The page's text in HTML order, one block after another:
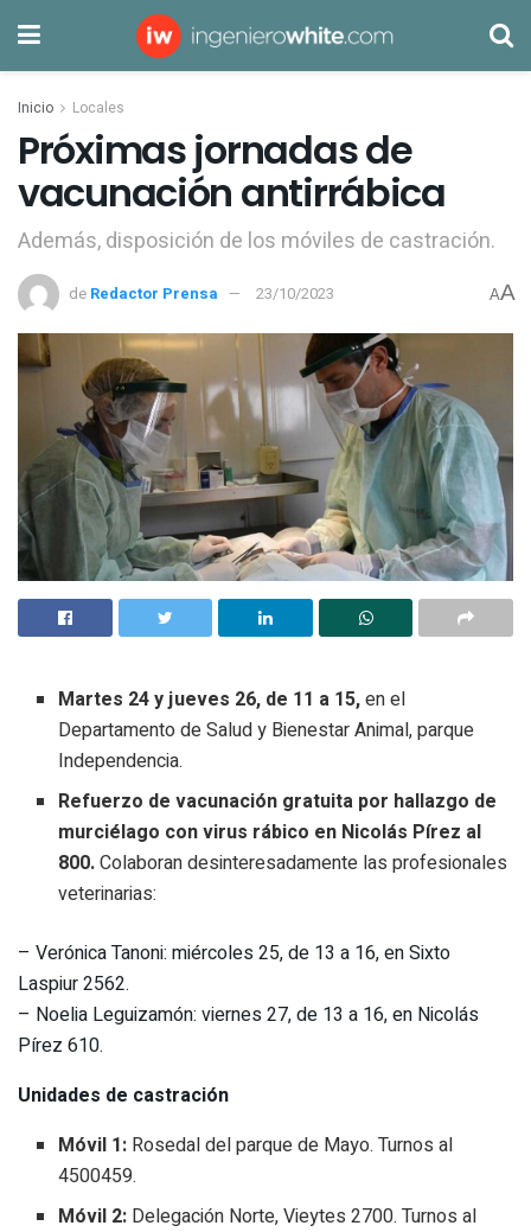
Inicio Locales
Próximas jornadas de
vacunación antirrábica
Además, disposición de los móviles de castración.
de Redactor Prensa 23/10/2023 AA
Martes 24 y jueves 26, de 11 a 15,en el
Departamento de Salud y Bienestar Animal, parque
Independencia.
Refuerzo de vacunación gratuita por hallazgo de
murciélago con virus rábico en Nicolás Pírez al
800.Colaboran desinteresadamente las profesionales
veterinarias:
– Verónica Tanoni: miércoles 25, de 13 a 16, en Sixto
Laspiur 2562.
– Noelia Leguizamón: viernes 27, de 13 a 16, en Nicolás
Pírez 610.
Unidades de castración
Móvil 1: Rosedal del parque de Mayo. Turnos al
4500459.
Móvil 2: Delegación Norte, Vieytes 2700. Turnos al